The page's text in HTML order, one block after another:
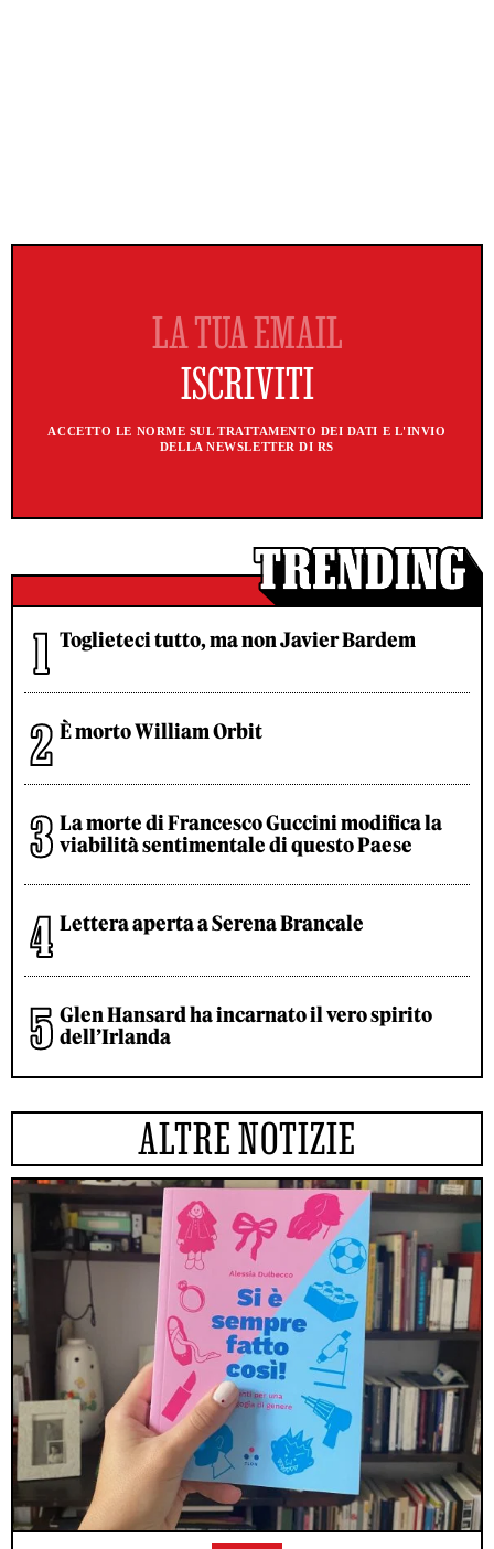
ACCETTO LE NORME SUL TRATTAMENTO DEI DATI E L'INVIO
DELLA NEWSLETTER DI RS
Toglieteci tutto, ma non Javier Bardem
È morto William Orbit
La morte di Francesco Guccini modifica la
viabilità sentimentale di questo Paese
Lettera aperta a Serena Brancale
Glen Hansard ha incarnato il vero spirito
dell’Irlanda
ALTRE NOTIZIE